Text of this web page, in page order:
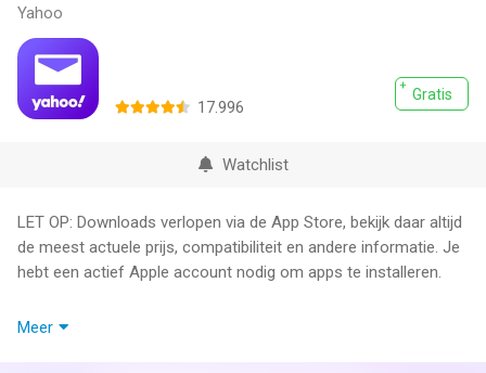
Yahoo
Gratis
17.996
Watchlist
LET OP: Downloads verlopen via de App Store, bekijk daar altijd
de meest actuele prijs, compatibiliteit en andere informatie. Je
hebt een actief Apple account nodig om apps te installeren.
Ga meteen aan de slag met de Yahoo Mail-app – de best
Meer